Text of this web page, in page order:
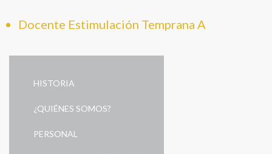
Docente Estimulación Temprana A
HISTORIA
¿QUIÉNES SOMOS?
PERSONAL